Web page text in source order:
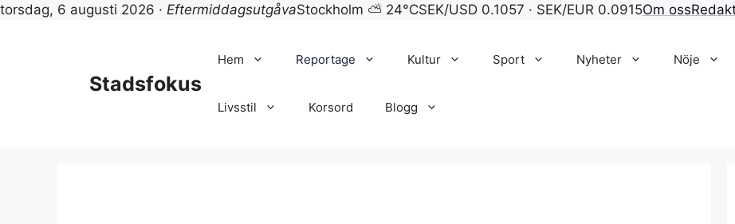
torsdag, 6 augusti 2026 · EftermiddagsutgåvaStockholm ⛅ 24°CSEK/USD 0.1057 · SEK/EUR 0.0915Om oss
Stadsfokus
Hem Reportage Kultur Sport Nyheter Nöje
Livsstil Korsord Blogg